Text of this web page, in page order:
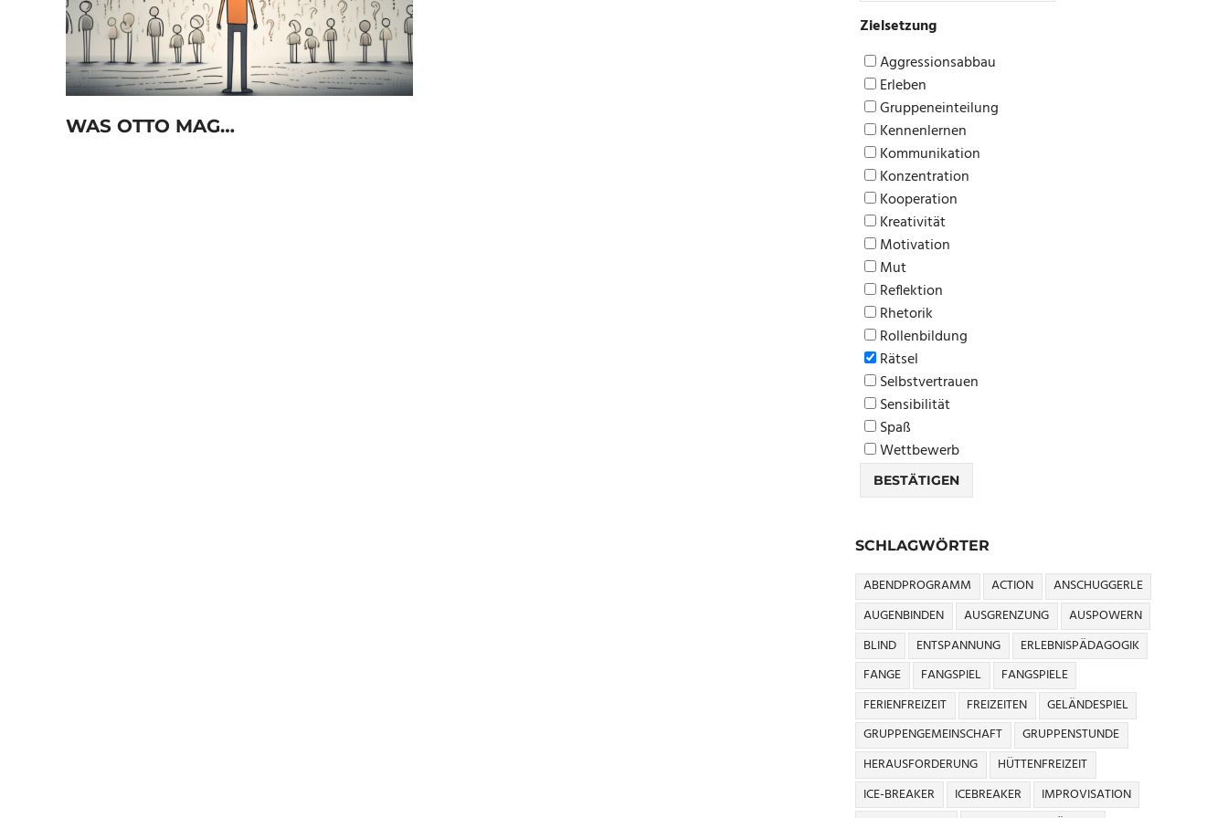
WAS OTTO MAG…
Zielsetzung
Aggressionsabbau
Erleben
Gruppeneinteilung
Kennenlernen
Kommunikation
Konzentration
Kooperation
Kreativität
Motivation
Mut
Reflektion
Rhetorik
Rollenbildung
Rätsel
Selbstvertrauen
Sensibilität
Spaß
Wettbewerb
SCHLAGWÖRTER
ABENDPROGRAMM ACTION
ANSCHUGGERLE
AUGENBINDEN
AUSGRENZUNG
AUSPOWERN
BLIND
ENTSPANNUNG
ERLEBNISPÄDAGOGIK
FANGE
FANGSPIEL
FANGSPIELE
FERIENFREIZEIT
FREIZEITEN
GELÄNDESPIEL
GRUPPENGEMEINSCHAFT
GRUPPENSTUNDE
HERAUSFORDERUNG
HÜTTENFREIZEIT
ICE-BREAKER
ICEBREAKER
IMPROVISATION